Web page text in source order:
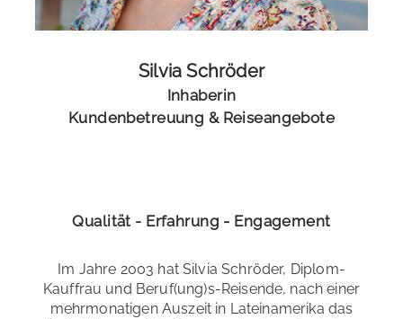
Silvia Schröder
Inhaberin
Kundenbetreuung & Reiseangebote
Qualität - Erfahrung - Engagement
Im Jahre 2003 hat Silvia Schröder, Diplom-
Kauffrau und Beruf(ung)s-Reisende, nach einer
mehrmonatigen Auszeit in Lateinamerika das